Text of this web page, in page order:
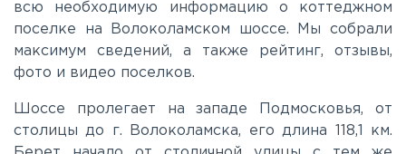
Киевское
Лихачевское
всю необходимую информацию о коттеджном
поселке на Волоколамском шоссе. Мы собрали
максимум сведений, а также рейтинг, отзывы,
фото и видео поселков.
Шоссе пролегает на западе Подмосковья, от
столицы до г. Волоколамска, его длина 118,1 км.